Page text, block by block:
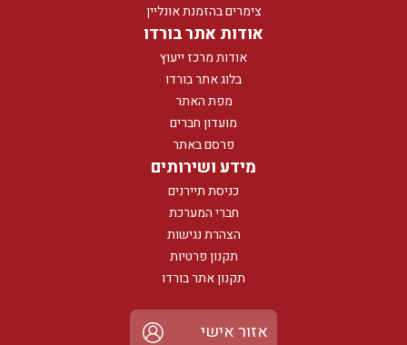
צימרים בהזמנת אונליין
אודות אתר בורדו
אודות מרכז ייעוץ
בלוג אתר בורדו
מפת האתר
מועדון חברים
פרסם באתר
מידע ושירותים
כניסת תיירנים
חברי המערכת
הצהרת נגישות
תקנון פרטיות
תקנון אתר בורדו
אזור אישי